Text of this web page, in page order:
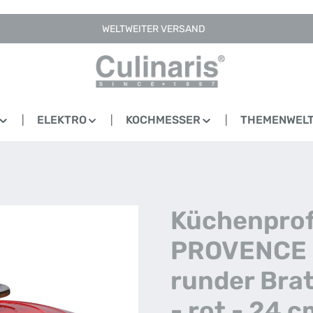
WELTWEITER VERSAND
ELEKTRO KOCHMESSER
runder